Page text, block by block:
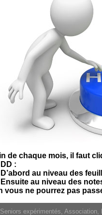
de chaque mois, il faut
:
D’abord au niveau des
Ensuite au niveau des
vous ne pourrez pas
expérimentés,